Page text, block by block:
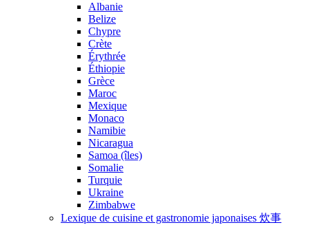
Albanie
Belize
Chypre
Crète
Érythrée
Éthiopie
Grèce
Maroc
Mexique
Monaco
Namibie
Nicaragua
Samoa (îles)
Somalie
Turquie
Ukraine
Zimbabwe
Lexique de cuisine et gastronomie japonaises 炊事